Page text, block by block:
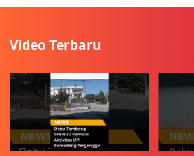
Video Terbaru